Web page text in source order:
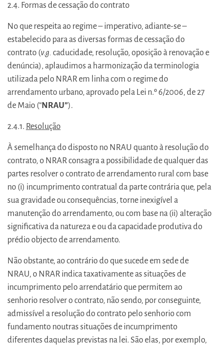
2.4. Formas de cessação do contrato
No que respeita ao regime – imperativo, adiante-se –
estabelecido para as diversas formas de cessação do
contrato (v.g. caducidade, resolução, oposição à renovação e
denúncia), aplaudimos a harmonização da terminologia
utilizada pelo NRAR em linha com o regime do
arrendamento urbano, aprovado pela Lei n.º 6/2006, de 27
de Maio (“NRAU”).
2.4.1. Resolução
À semelhança do disposto no NRAU quanto à resolução do
contrato, o NRAR consagra a possibilidade de qualquer das
partes resolver o contrato de arrendamento rural com base
no (i) incumprimento contratual da parte contrária que, pela
sua gravidade ou consequências, torne inexigível a
manutenção do arrendamento, ou com base na (ii) alteração
significativa da natureza e ou da capacidade produtiva do
prédio objecto de arrendamento.
Não obstante, ao contrário do que sucede em sede de
NRAU, o NRAR indica taxativamente as situações de
incumprimento pelo arrendatário que permitem ao
senhorio resolver o contrato, não sendo, por conseguinte,
admissível a resolução do contrato pelo senhorio com
fundamento noutras situações de incumprimento
diferentes daquelas previstas na lei. São elas, por exemplo,